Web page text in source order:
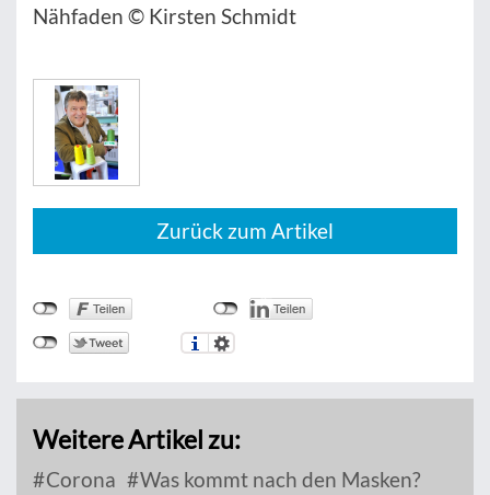
Nähfaden © Kirsten Schmidt
Zurück zum Artikel
Weitere Artikel zu:
Corona
Was kommt nach den Masken?